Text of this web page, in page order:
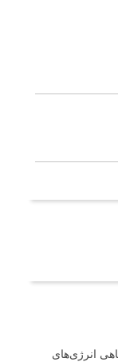
انرژی‌های